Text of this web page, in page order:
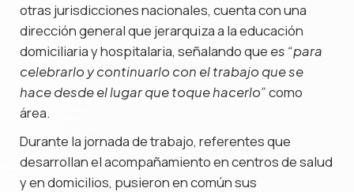
otras jurisdicciones nacionales, cuenta con una
dirección general que jerarquiza a la educación
domiciliaria y hospitalaria, señalando que es “para
celebrarlo y continuarlo con el trabajo que se
hace desde el lugar que toque hacerlo”como
área.
Durante la jornada de trabajo, referentes que
desarrollan el acompañamiento en centros de salud
y en domicilios, pusieron en común sus